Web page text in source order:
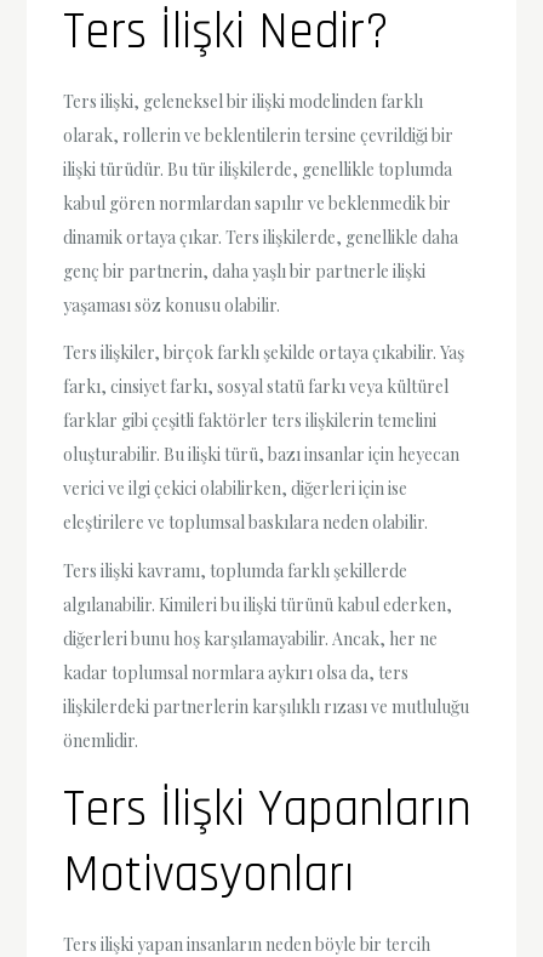
Ters İlişki Nedir?
Ters ilişki, geleneksel bir ilişki modelinden farklı
olarak, rollerin ve beklentilerin tersine çevrildiği bir
ilişki türüdür. Bu tür ilişkilerde, genellikle toplumda
kabul gören normlardan sapılır ve beklenmedik bir
dinamik ortaya çıkar. Ters ilişkilerde, genellikle daha
genç bir partnerin, daha yaşlı bir partnerle ilişki
yaşaması söz konusu olabilir.
Ters ilişkiler, birçok farklı şekilde ortaya çıkabilir. Yaş
farkı, cinsiyet farkı, sosyal statü farkı veya kültürel
farklar gibi çeşitli faktörler ters ilişkilerin temelini
oluşturabilir. Bu ilişki türü, bazı insanlar için heyecan
verici ve ilgi çekici olabilirken, diğerleri için ise
eleştirilere ve toplumsal baskılara neden olabilir.
Ters ilişki kavramı, toplumda farklı şekillerde
algılanabilir. Kimileri bu ilişki türünü kabul ederken,
diğerleri bunu hoş karşılamayabilir. Ancak, her ne
kadar toplumsal normlara aykırı olsa da, ters
ilişkilerdeki partnerlerin karşılıklı rızası ve mutluluğu
önemlidir.
Ters İlişki Yapanların
Motivasyonları
Ters ilişki yapan insanların neden böyle bir tercih